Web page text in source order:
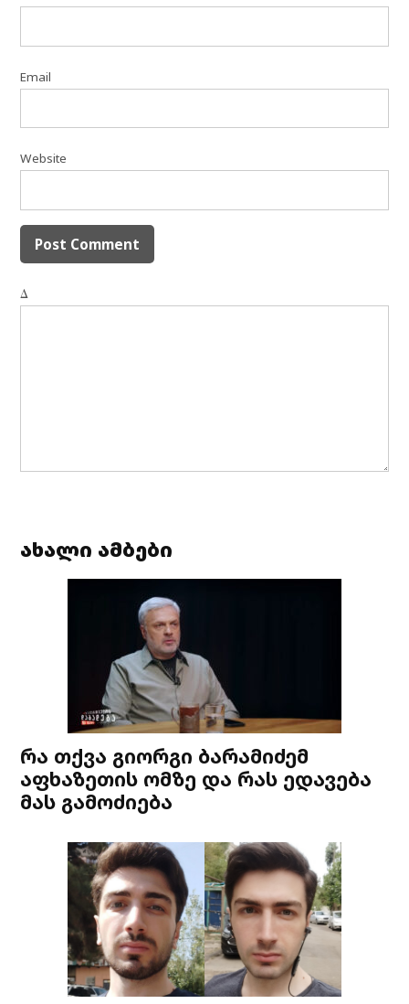
Email
Website
Δ
ახალი ამბები
რა თქვა გიორგი ბარამიძემ
აფხაზეთის ომზე და რას ედავება
მას გამოძიება